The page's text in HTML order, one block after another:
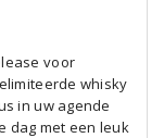
voor
whisky
in uw agende
dag met een leuk